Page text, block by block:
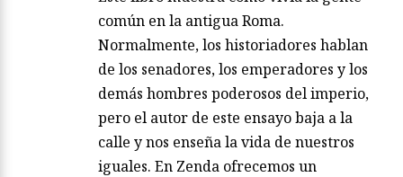
común en la antigua Roma.
Normalmente, los historiadores hablan
de los senadores, los emperadores y los
demás hombres poderosos del imperio,
pero el autor de este ensayo baja a la
calle y nos enseña la vida de nuestros
iguales. En Zenda ofrecemos un